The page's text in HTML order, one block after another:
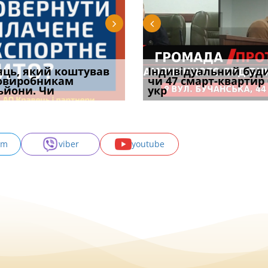
встановив для
шкоди
Документи, на яких не
проставляється
апостиль: пер
який коштував
Чи
Огляд практики ВС від
Ростислава Кравця, що
опублі
ТЦК при зміні
проживання:
судов
Індивідуальний
чи 47 смарт-квартир
укр
Восьмий ААС
підтвердив, що
може скас
viber youtube